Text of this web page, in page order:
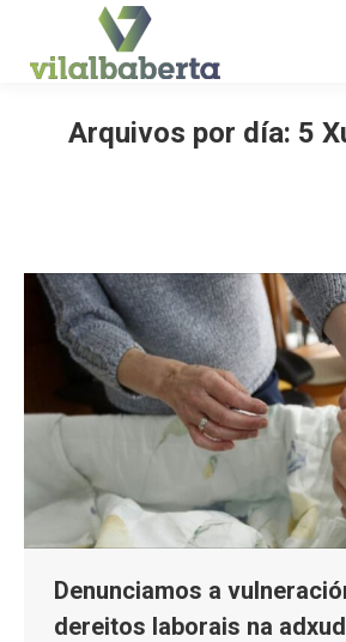
Arquivos por día: 5
Denunciamos a
dereitos laborais na